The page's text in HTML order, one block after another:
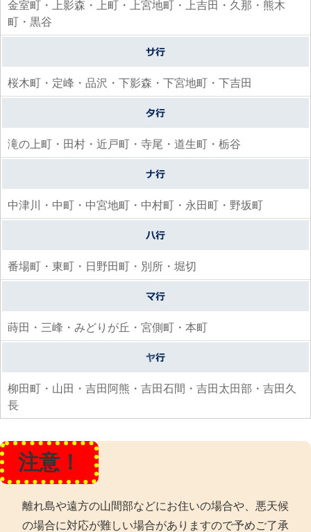
金室町・上影森・上町・上宮地町・上吉田・久那・熊木
町・黒谷
桜木町・定峰・品沢・下影森・下宮地町・下吉田
滝の上町・田村・近戸町・寺尾・道生町・栃谷
中津川・中町・中宮地町・中村町・永田町・野坂町
番場町・東町・日野田町・別所・堀切
蒔田・三峰・みどりが丘・宮側町・本町
柳田町・山田・吉田阿熊・吉田石間・吉田太田部・吉田久
長
注意！
離れ島や遠方の山間部などにお住いの場合や、悪天候
の場合に対応が難しい場合がありますので予めご了承